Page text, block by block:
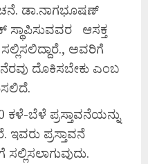
ಡಾ.ನಾಗಭೂಷಣ್
ಸ್ಥಾಪಿಸುವವರ ಆಸಕ್ತ
ಸಲ್ಲಿಸಲಿದ್ದಾರೆ., ಅವರಿಗೆ
ದೊಕಿಸಬೇಕು ಎಂಬ
ಬೆಳೆ ಪ್ರಸ್ತಾವನೆಯನ್ನು
ಪ್ರಸ್ತಾವನೆ